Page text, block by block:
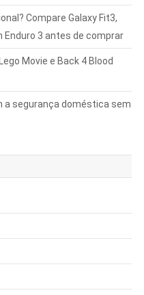
Compare Galaxy Fit3,
Enduro 3 antes de comprar
Movie e Back 4 Blood
a segurança doméstica sem